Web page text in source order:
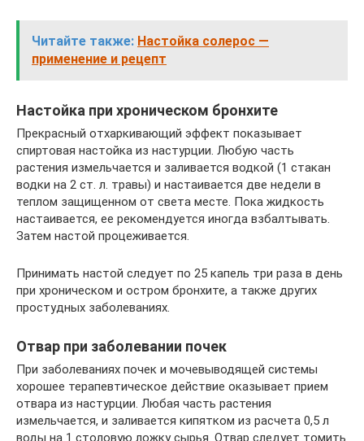
Читайте также: Настойка солерос —
применение и рецепт
Настойка при хроническом бронхите
Прекрасный отхаркивающий эффект показывает
спиртовая настойка из настурции. Любую часть
растения измельчается и заливается водкой (1 стакан
водки на 2 ст. л. травы) и настаивается две недели в
теплом защищенном от света месте. Пока жидкость
настаивается, ее рекомендуется иногда взбалтывать.
Затем настой процеживается.
Принимать настой следует по 25 капель три раза в день
при хроническом и остром бронхите, а также других
простудных заболеваниях.
Отвар при заболевании почек
При заболеваниях почек и мочевыводящей системы
хорошее терапевтическое действие оказывает прием
отвара из настурции. Любая часть растения
измельчается, и заливается кипятком из расчета 0,5 л
воды на 1 столовую ложку сырья. Отвар следует томить